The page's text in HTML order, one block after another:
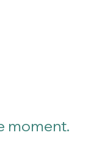
moment.